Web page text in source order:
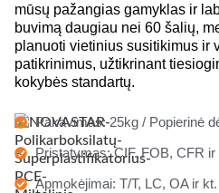
mūsų pažangias gamyklas ir
buvimą daugiau nei 60 šalių,
planuoti vietinius susitikimus ir
patikrinimus, užtikrinant
kokybės standartų.
Pakavimas: 25kg / Popierinė
Pristatymas: CIF. FOB, CFR ir
Apmokėjimai: T/T, LC, OA ir kt.